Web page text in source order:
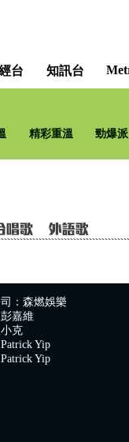
台 知訊台
精彩重溫 勁爆
：森燃娛樂
嘉維
克
Yip
Yip